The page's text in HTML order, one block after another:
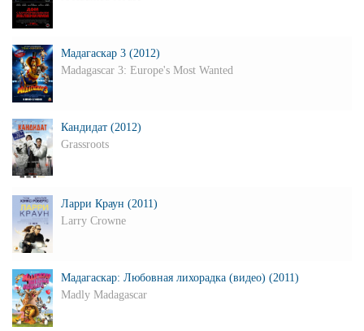
Мадагаскар 3 (2012)
Madagascar 3: Europe's Most Wanted
Кандидат (2012)
Grassroots
Ларри Краун (2011)
Larry Crowne
Мадагаскар: Любовная лихорадка (видео) (2011)
Madly Madagascar